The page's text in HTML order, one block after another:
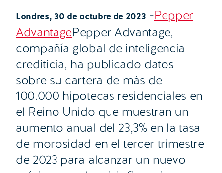
Londres, 30 de octubre de 2023 -Pepper
AdvantagePepper Advantage,
compañía global de inteligencia
crediticia, ha publicado datos
sobre su cartera de más de
100.000 hipotecas residenciales en
el Reino Unido que muestran un
aumento anual del 23,3% en la tasa
de morosidad en el tercer trimestre
de 2023 para alcanzar un nuevo